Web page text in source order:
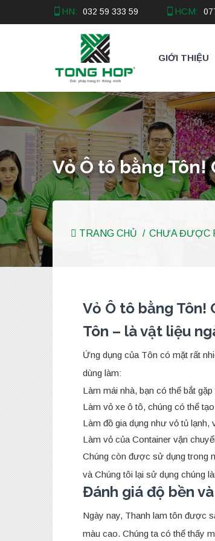
HN: 032 59 333 59 HCM:
GIỚI THIỆU
Vỏ Ô tô bằng
TRANG CHỦ CHƯA ĐƯỢC
Vỏ Ô tô bằng Tôn!
Tôn – là vật liệu
Ứng dụng của Tôn có mặt rất
dùng làm:
Làm mái nhà, bạn có thể bắt
Làm vỏ xe ô tô, chúng có thể
Làm đồ gia dụng như vỏ tủ
Làm vỏ của Container vận
Chúng còn được sử dụng trong
và Chúng tôi lại sử dụng chúng
Đánh giá độ bền
Ngày nay, Thanh lam tôn được
màu cao. Chúng ta có thể thấy